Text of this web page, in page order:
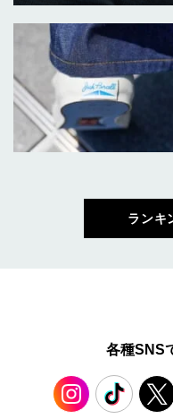
ランキ
各種SNS